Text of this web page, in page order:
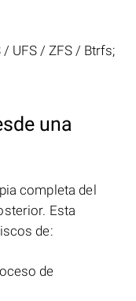
UFS / ZFS / Btrfs;
una
completa del
Esta
de:
de